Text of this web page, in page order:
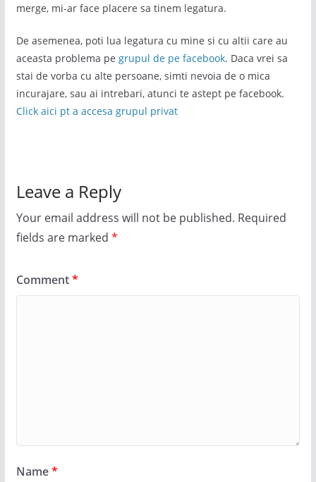
merge, mi-ar face placere sa tinem legatura.
De asemenea, poti lua legatura cu mine si cu altii care au
aceasta problema pe grupul de pe facebook. Daca vrei sa
stai de vorba cu alte persoane, simti nevoia de o mica
incurajare, sau ai intrebari, atunci te astept pe facebook.
Click aici pt a accesa grupul privat
Leave a Reply
Your email address will not be published. Required
fields are marked *
Comment*
Name*